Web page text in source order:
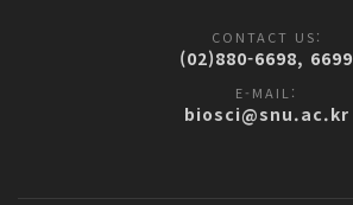
CONTACT US:
(02)880-6698, 6699
E-MAIL:
biosci@snu.ac.kr